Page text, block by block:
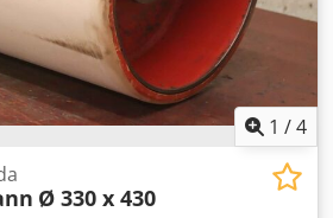
1 /4
Ø 330 x 430